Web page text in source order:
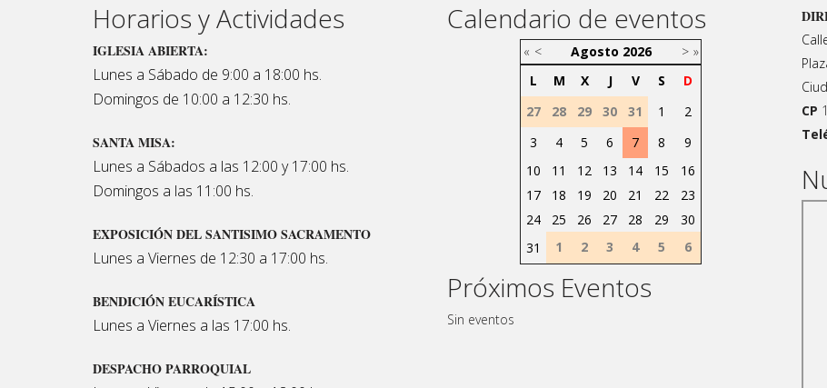
Horarios y Actividades
IGLESIA ABIERTA:
Lunes a Sábado de 9:00 a 18:00 hs.
Domingos de 10:00 a 12:30 hs.
SANTA MISA:
Lunes a Sábados a las 12:00 y 17:00 hs.
Domingos a las 11:00 hs.
EXPOSICIÓN DEL SANTISIMO SACRAMENTO
Lunes a Viernes de 12:30 a 17:00 hs.
BENDICIÓN EUCARÍSTICA
Lunes a Viernes a las 17:00 hs.
DESPACHO PARROQUIAL
Calendario de eventos
« < Agosto 2026 > »
L
M X J V S
D
27
28 29 30 31 1
2
3
4 5 6 7 8
9
10
11 12 13 14 15
16
17
18 19 20 21 22
23
24
25 26 27 28 29
30
31
1 2 3 4 5 6
Próximos Eventos
Sin eventos
CP